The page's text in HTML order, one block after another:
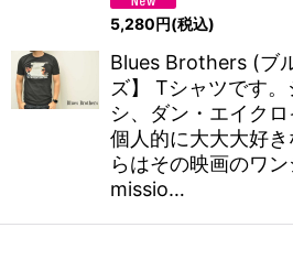
5,280円(税込)
Blues Brothers (ブ
ズ】 Tシャツです
シ、ダン・エイクロ
個人的に大大大好
らはその映画のワ
missio…